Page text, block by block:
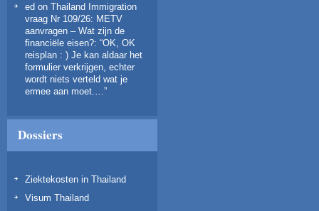
ed on Thailand Immigration
vraag Nr 109/26: METV
aanvragen – Wat zijn de
financiële eisen?: “OK, OK
reisplan : ) Je kan aldaar het
formulier verkrijgen, echter
wordt niets verteld wat je
ermee aan moet.… ”
Dossiers
Ziektekosten in Thailand
Visum Thailand